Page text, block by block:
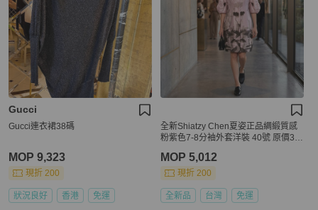
Gucci
Gucci連衣裙38碼
MOP 9,323
現折 200
狀況良好 香港 免運
全新Shiatzy Chen夏姿正品綢緞質感
粉紫色7-8分袖外套洋裝 40號 原價39
MOP 5,012
現折 200
全新品 台灣 免運